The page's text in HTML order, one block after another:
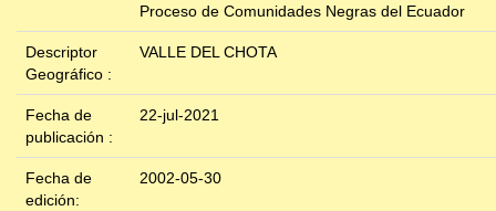
Proceso de Comunidades Negras del Ecuador
Descriptor
Geográfico :
VALLE DEL CHOTA
Fecha de
publicación :
22-jul-2021
Fecha de
edición:
2002-05-30